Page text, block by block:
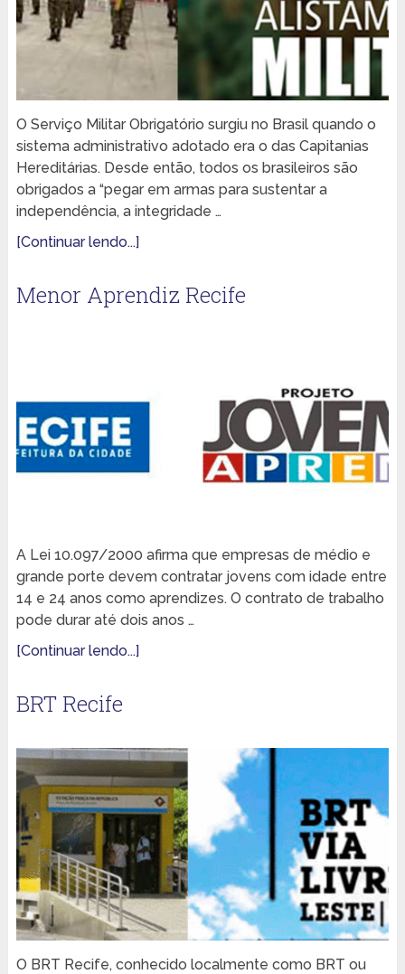
O Serviço Militar Obrigatório surgiu no Brasil quando o
sistema administrativo adotado era o das Capitanias
Hereditárias. Desde então, todos os brasileiros são
obrigados a “pegar em armas para sustentar a
independência, a integridade …
[Continuar lendo...]
Menor Aprendiz Recife
A Lei 10.097/2000 afirma que empresas de médio e
grande porte devem contratar jovens com idade entre
14 e 24 anos como aprendizes. O contrato de trabalho
pode durar até dois anos …
[Continuar lendo...]
BRT Recife
O BRT Recife, conhecido localmente como BRT ou